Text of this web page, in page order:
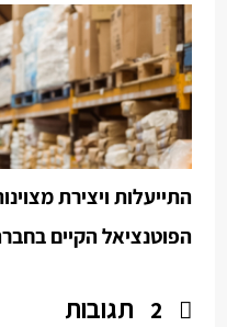
התייעלות ויצירת
הפוטנציאל הקיים
2 תגובות